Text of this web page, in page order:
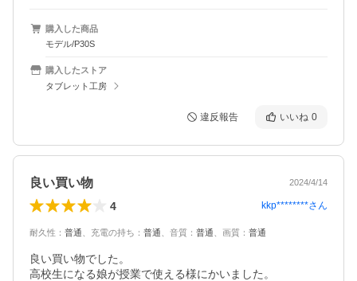
購入した商品
モデル/P30S
購入したストア
タブレット工房
違反報告 いいね 0
良い買い物 2024/4/14
4 kkp********さん
耐久性 ： 普通 充電の持ち ： 普通 音質 ： 普通 画質 ： 普通
良い買い物でした。
高校生になる娘が授業で使える様にかいました。